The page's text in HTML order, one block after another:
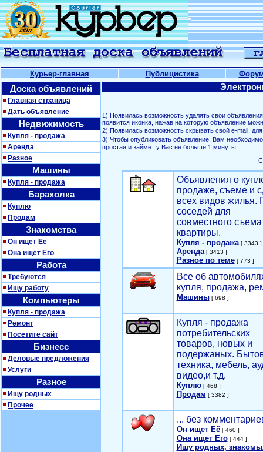
Курьер-главная Публицистика
Доска объявлений
Главная страница
Дать объявление
Недвижимость
Купля - продажа
Аренда
Разное
Машины
Купля - продажа
Барахолка
Куплю
Продам
Знакомства
Он ищет Ее
Она ищет Его
Работа
Требуются
Ищу работу
Компьютеры
Купля - продажа
Ремонт
Посетите сайт
Бизнесс
Деловые предложения
Услуги
Разное
Ищу родных
Прочее
1) Появилась возможность удалять свои
появится иконка, нажав на которую объявление
2) Появилась возможность скрывать свой е-mail,
3) Чтобы опубликовать объявление, Вам
простая и займет у Вас не больше 1 минуты.
Объявления о
продаже, съеме и
всех видов жилья.
соседей для
совместного съема
квартиры.
Купля - продажа[ 3343 ]
Аренда[ 3413 ]
Разное по теме[ 773 ]
Все об
купля, продажа,
Машины[ 698 ]
Купля - продажа
потребительских
товаров, новых и
подержаных.
техника, мебель,
видео,и т.д.
Куплю[ 468 ]
Продам [ 3382 ]
... без
Он ищет Её[ 460 ]
Она ищет Его[ 444 ]
Ищу родных,